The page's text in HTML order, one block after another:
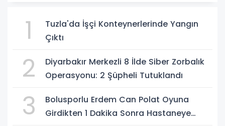
1
Tuzla'da İşçi Konteynerlerinde Yangın
Çıktı
2
Diyarbakır Merkezli 8 İlde Siber Zorbalık
Operasyonu: 2 Şüpheli Tutuklandı
3
Bolusporlu Erdem Can Polat Oyuna
Girdikten 1 Dakika Sonra Hastaneye